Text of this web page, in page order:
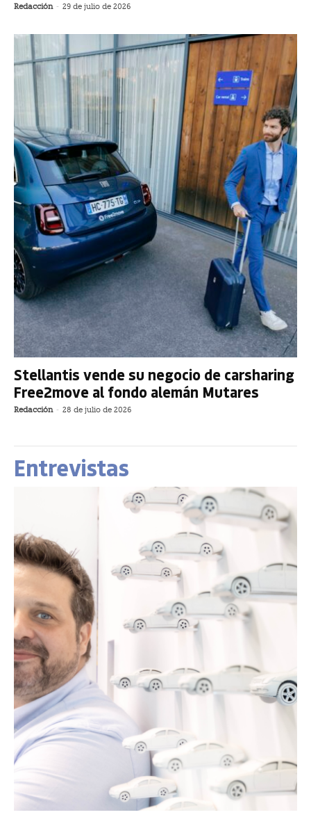
Redacción - 29 de julio de 2026
Stellantis vende su negocio de carsharing
Free2move al fondo alemán Mutares
Redacción - 28 de julio de 2026
Entrevistas